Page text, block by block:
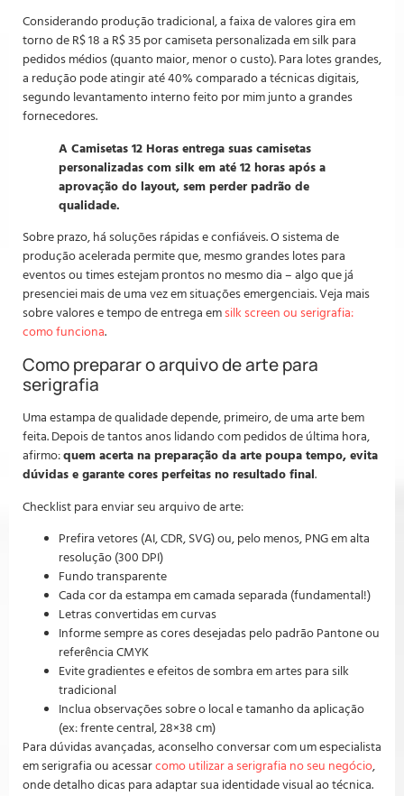
Considerando produção tradicional, a faixa de valores gira em
torno de R$ 18 a R$ 35 por camiseta personalizada em silk para
pedidos médios (quanto maior, menor o custo). Para lotes grandes,
a redução pode atingir até 40% comparado a técnicas digitais,
segundo levantamento interno feito por mim junto a grandes
fornecedores.
A Camisetas 12 Horas entrega suas camisetas
personalizadas com silk em até 12 horas após a
aprovação do layout, sem perder padrão de
qualidade.
Sobre prazo, há soluções rápidas e confiáveis. O sistema de
produção acelerada permite que, mesmo grandes lotes para
eventos ou times estejam prontos no mesmo dia – algo que já
presenciei mais de uma vez em situações emergenciais. Veja mais
sobre valores e tempo de entrega emsilk screen ou serigrafia:
como funciona.
Como preparar o arquivo de arte para
serigrafia
Uma estampa de qualidade depende, primeiro, de uma arte bem
feita. Depois de tantos anos lidando com pedidos de última hora,
afirmo:quem acerta na preparação da arte poupa tempo, evita
dúvidas e garante cores perfeitas no resultado final.
Checklist para enviar seu arquivo de arte:
Prefira vetores (AI, CDR, SVG) ou, pelo menos, PNG em alta
resolução (300 DPI)
Fundo transparente
Cada cor da estampa em camada separada (fundamental!)
Letras convertidas em curvas
Informe sempre as cores desejadas pelo padrão Pantone ou
referência CMYK
Evite gradientes e efeitos de sombra em artes para silk
tradicional
Inclua observações sobre o local e tamanho da aplicação
(ex: frente central, 28×38 cm)
Para dúvidas avançadas, aconselho conversar com um especialista
em serigrafia ou acessarcomo utilizar a serigrafia no seu negócio,
onde detalho dicas para adaptar sua identidade visual ao técnica.